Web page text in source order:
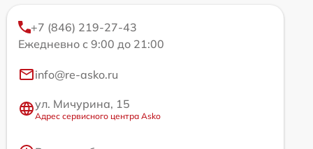
+7 (846) 219-27-43
Ежедневно с 9:00 до 21:00
info@re-asko.ru
ул. Мичурина, 15
Адрес сервисного центра Asko